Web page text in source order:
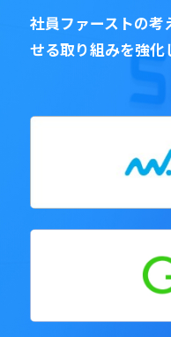
社員ファーストの考
せる取り組みを強化